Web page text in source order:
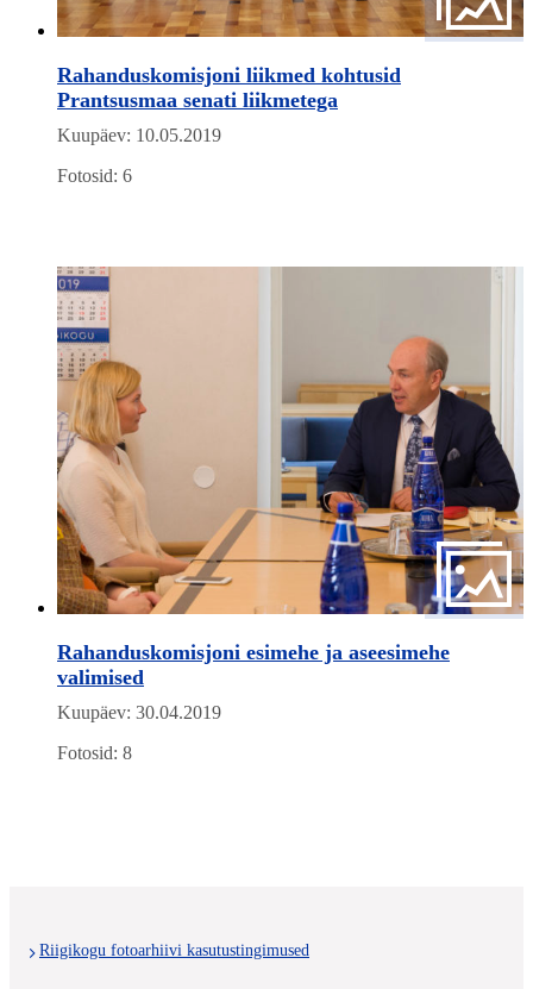
Rahanduskomisjoni liikmed kohtusid
Prantsusmaa senati liikmetega
Kuupäev: 10.05.2019
Fotosid: 6
Rahanduskomisjoni esimehe ja aseesimehe
valimised
Kuupäev: 30.04.2019
Fotosid: 8
Riigikogu fotoarhiivi kasutustingimused